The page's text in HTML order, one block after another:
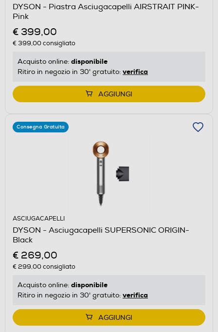
DYSON - Piastra Asciugacapelli AIRSTRAIT PINK-
Pink
€ 399,00
€ 399,00consigliato
Acquisto online: disponibile
Ritiro in negozio in 30' gratuito: verifica
AGGIUNGI
Consegna Gratuita
ASCIUGACAPELLI
DYSON - Asciugacapelli SUPERSONIC ORIGIN-
Black
€ 269,00
€ 299,00consigliato
Acquisto online: disponibile
Ritiro in negozio in 30' gratuito: verifica
AGGIUNGI